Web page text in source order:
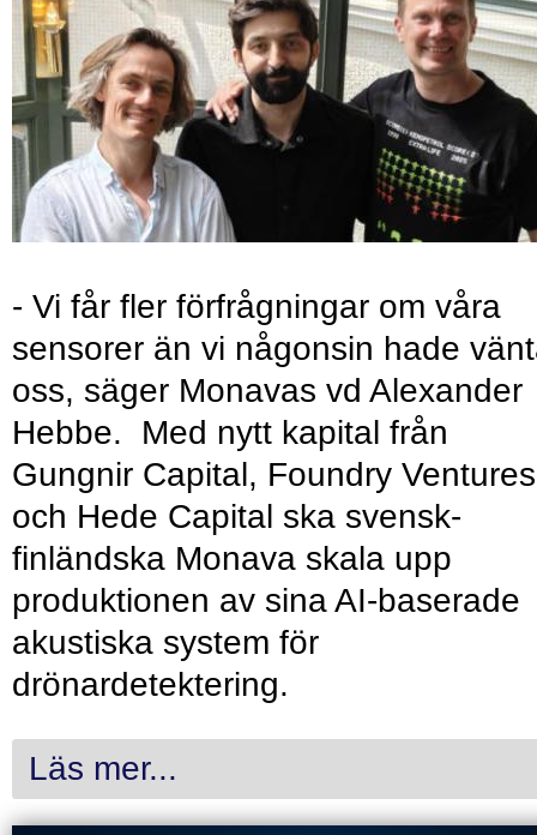
- Vi får fler förfrågningar om våra
sensorer än vi någonsin hade
oss, säger Monavas vd Alexander
Hebbe. Med nytt kapital från
Gungnir Capital, Foundry Ventures
och Hede Capital ska svensk-
finländska Monava skala upp
produktionen av sina AI-baserade
akustiska system för
drönardetektering.
Läs mer...